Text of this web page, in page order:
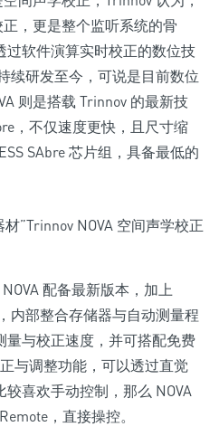
，更是整个监听系统的骨
过软件演算实时校正的数位技
续研发至今，可说是目前数位
则是搭载 Trinnov 的最新技
，不仅速度更快，且尺寸缩
SAbre 芯片组，具备最低的
配备最新版本，加上
内部整合存储器与自动测量程
量与校正速度，并可搭配免费
与调整功能，可以透过直觉
喜欢手动控制，那么 NOVA
，直接操控。